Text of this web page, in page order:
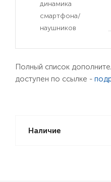
динамика
смартфона/
наушников
Полный список
доступен по ссылке -
Наличие